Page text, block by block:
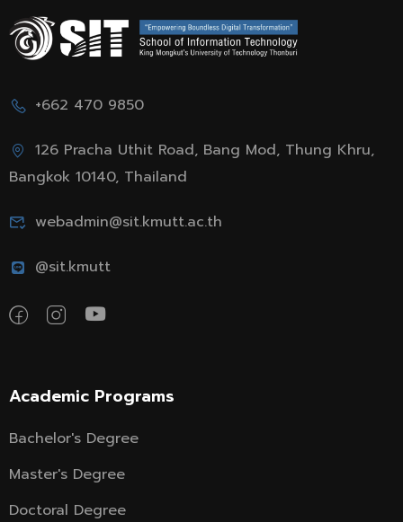
+662 470 9850
126 Pracha Uthit Road, Bang Mod, Thung Khru,
Bangkok 10140, Thailand
webadmin@sit.kmutt.ac.th
@sit.kmutt
Academic Programs
Bachelor's Degree
Master's Degree
Doctoral Degree